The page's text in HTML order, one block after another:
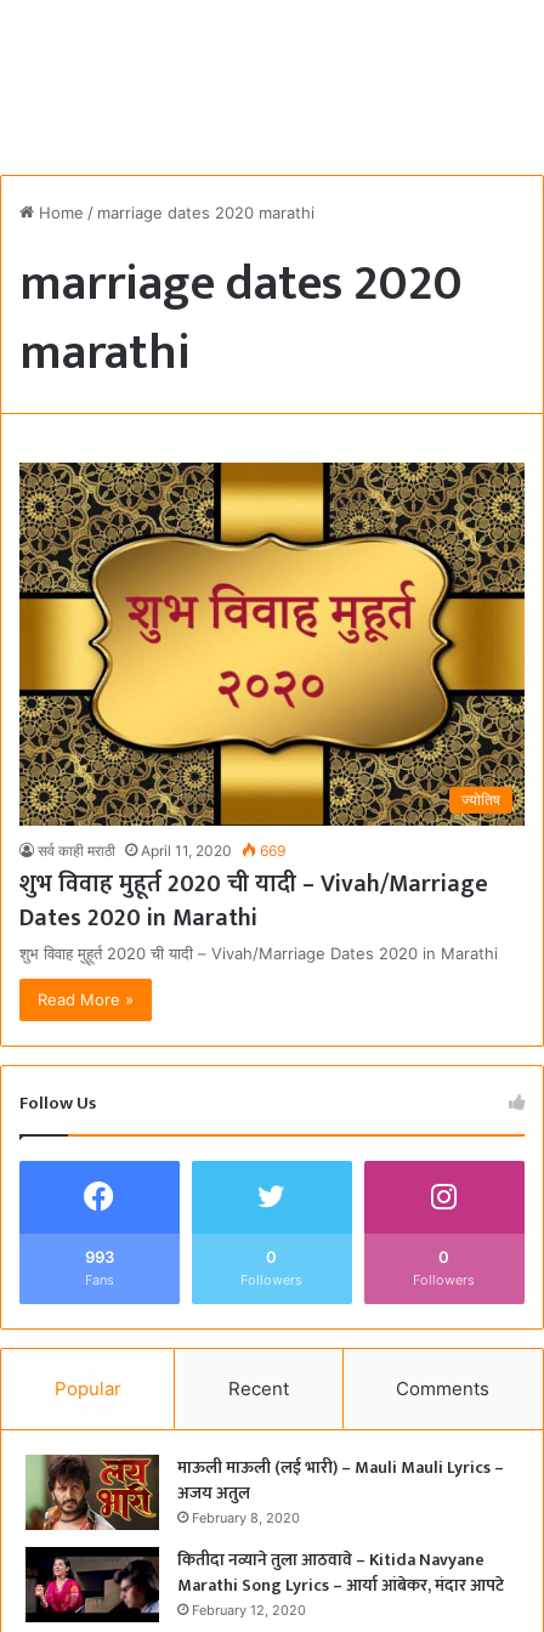
Home / marriage dates 2020 marathi
marriage dates 2020
marathi
ज्योतिष
सर्व काही मराठी April 11, 2020 669
शुभ विवाह मुहूर्त 2020 ची यादी – Vivah/Marriage
Dates 2020 in Marathi
शुभ विवाह मुहूर्त 2020 ची यादी – Vivah/Marriage Dates 2020 in Marathi
Read More »
Follow Us
993
Fans
0
Followers
0
Followers
Popular Recent Comments
माऊली माऊली (लई भारी) – Mauli Mauli Lyrics –
अजय अतुल
February 8, 2020
कितीदा नव्याने तुला आठवावे – Kitida Navyane
Marathi Song Lyrics – आर्या आंबेकर, मंदार आपटे
February 12, 2020